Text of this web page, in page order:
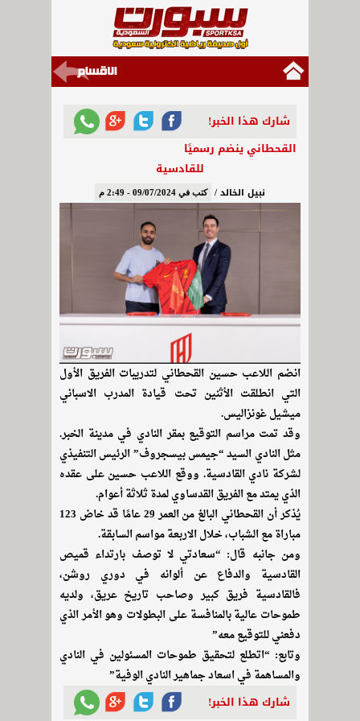
شارك هذا الخبر!
القحطاني ينضم رسميًا
للقادسية
نبيل الخالد / كتب في 09/07/2024 - 2:49 م
انضم اللاعب حسين القحطاني لتدريبات الفريق الأول
التي انطلقت الأثنين تحت قيادة المدرب الاسباني
ميشيل غونزاليس.
وقد تمت مراسم التوقيع بمقر النادي في مدينة الخبر.
مثل النادي السيد “جيمس بيسجروف” الرئيس التنفيذي
لشركة نادي القادسية. ووقع اللاعب حسين على عقده
الذي يمتد مع الفريق القدساوي لمدة ثلاثة أعوام.
يُذكر أن القحطاني البالغ من العمر 29 عامًا قد خاض 123
مباراة مع الشباب، خلال الاربعة مواسم السابقة.
ومن جانبه قال: “سعادتي لا توصف بارتداء قميص
القادسية والدفاع عن ألوانه في دوري روشن،
فالقادسية فريق كبير وصاحب تاريخ عريق، ولديه
طموحات عالية بالمنافسة على البطولات وهو الأمر الذي
دفعني للتوقيع معه”
وتابع: “اتطلع لتحقيق طموحات المسئولين في النادي
والمساهمة في اسعاد جماهير النادي الوفية”
شارك هذا الخبر!